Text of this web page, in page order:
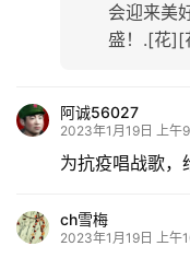
会迎来美
盛！.[花][
阿诚56027
2023年1月19日 上午
为抗疫唱战歌，
ch雪梅
2023年1月19日 上午